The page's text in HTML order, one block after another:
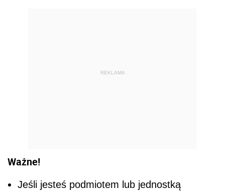
REKLAMA
Ważne!
Jeśli jesteś podmiotem lub jednostką